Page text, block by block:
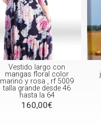
Vestido largo con
mangas floral color
marino y rosa , rf 5009
talla grande desde 46
hasta la 64
160,00€